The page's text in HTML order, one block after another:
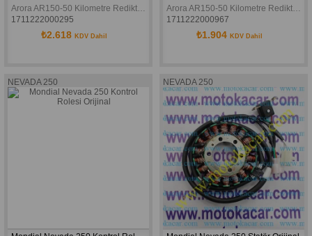
Arora AR150-50 Kilometre Rediktörü Orjinal
1711222000295
₺2.618 KDV Dahil
Arora AR150-50 Kilometre Rediktörü Dijital orjinal
1711222000967
₺1.904 KDV Dahil
NEVADA 250 NEVADA 250